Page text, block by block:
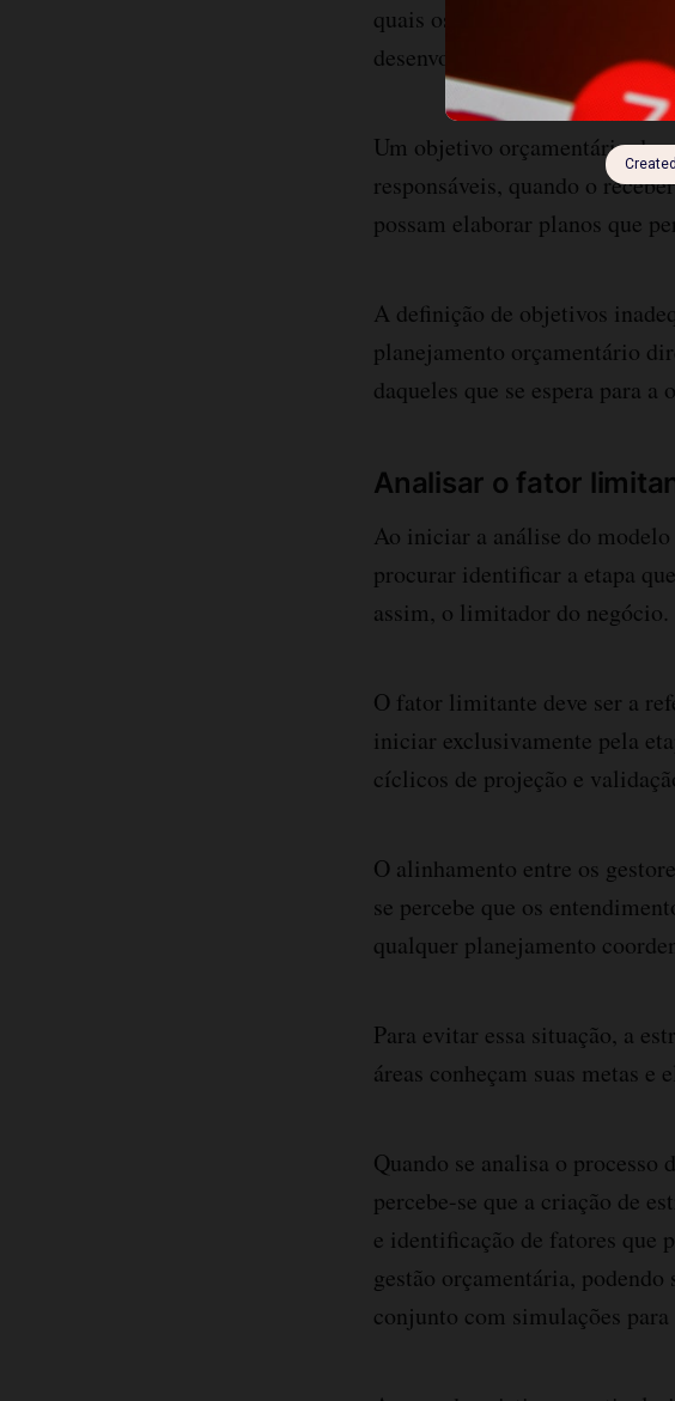
quais os seus planos de
desenvolvimentos de novos
Um objetivo orçamentário
responsáveis, quando o
possam elaborar planos que
A definição de objetivos
planejamento orçamentário
daqueles que se espera para a
Analisar o fator
Ao iniciar a análise do
procurar identificar a etapa
assim, o limitador do negócio.
O fator limitante deve ser a
iniciar exclusivamente pela
cíclicos de projeção e
O alinhamento entre os
se percebe que os
qualquer planejamento
Para evitar essa situação, a
áreas conheçam suas metas e
Quando se analisa o
percebe-se que a criação de
e identificação de fatores que
gestão orçamentária,
conjunto com simulações